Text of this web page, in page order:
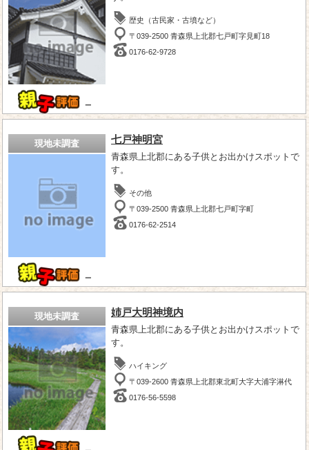
－
歴史（古民家・古墳など）
〒039-2500 青森県上北郡七戸町字見町18
0176-62-9728
現地未調査
－
七戸神明宮
青森県上北郡にある子供とお出かけスポットで
す。
その他
〒039-2500 青森県上北郡七戸町字町
0176-62-2514
現地未調査 姉戸大明神境内
青森県上北郡にある子供とお出かけスポットで
す。
ハイキング
〒039-2600 青森県上北郡東北町大字大浦字淋代
0176-56-5598